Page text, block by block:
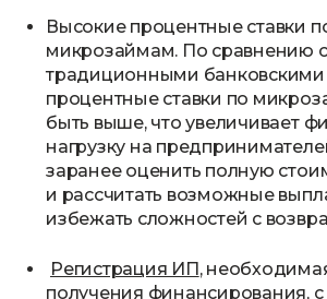
Высокие процентные ставки
микрозаймам. По сравнению с
традиционными
процентные ставки по
быть выше, что увеличивает
нагрузку на
заранее оценить полную
и рассчитать возможные
избежать сложностей с
Регистрация ИП,
получения финансирования, с